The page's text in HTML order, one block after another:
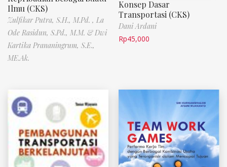
Ilmu (CKS)
Zulfikar Putra, S.H., M.Pd. , La
Ode Rasidun, S.Pd., M.M. & Dwi
Kartika Prananingrum, S.E.,
ME.Ak.
Konsep Dasar
Transportasi (CKS)
Dani Ardani
Rp45,000